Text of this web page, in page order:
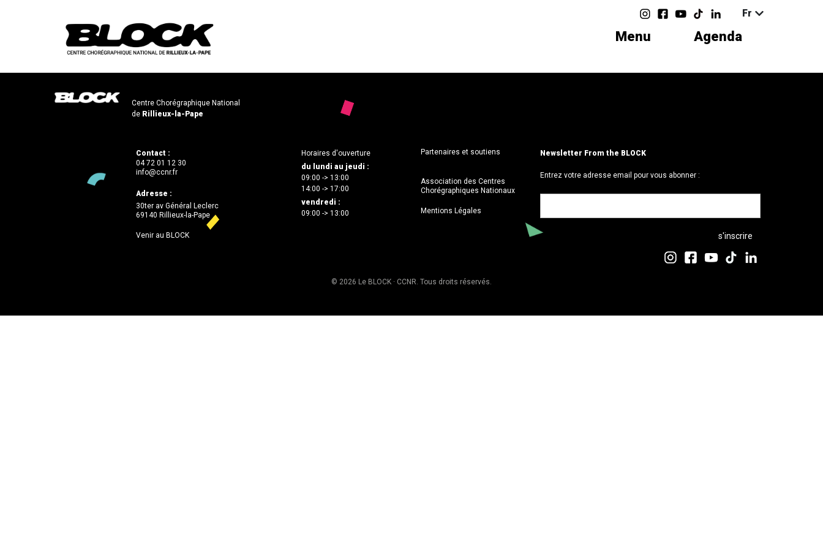
Fr
Menu Agenda
Centre Chorégraphique National
de Rillieux-la-Pape
Contact :
04 72 01 12 30
info@ccnr.fr
Adresse :
30ter av Général Leclerc
69140 Rillieux-la-Pape
Venir au BLOCK
Horaires d'ouverture
du lundi au jeudi :
09:00 -> 13:00
14:00 -> 17:00
vendredi :
09:00 -> 13:00
Partenaires et soutiens
Association des Centres
Chorégraphiques Nationaux
Mentions Légales
Newsletter From the BLOCK
Entrez votre adresse email pour vous abonner :
© 2026 Le BLOCK · CCNR. Tous droits réservés.